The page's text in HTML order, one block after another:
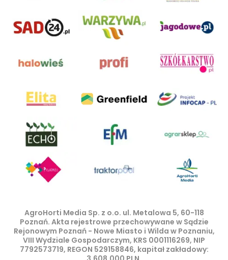
AgroHorti Media Sp. z o.o. ul. Metalowa 5, 60-118
Poznań. Akta rejestrowe przechowywane w Sądzie
Rejonowym Poznań - Nowe Miasto i Wilda w Poznaniu,
VIII Wydziale Gospodarczym, KRS 0001116269, NIP
7792573719, REGON 529158846, kapitał zakładowy: